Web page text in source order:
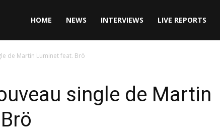
HOME NEWS INTERVIEWS LIVE REPORTS
de Martin Luminet feat. Brö
single de Martin